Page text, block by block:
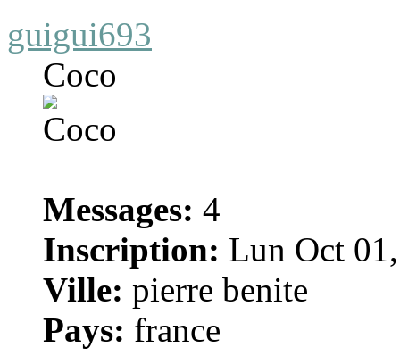
guigui693
Coco
Messages: 4
Inscription: Lun Oct
Ville: pierre benite
Pays: france